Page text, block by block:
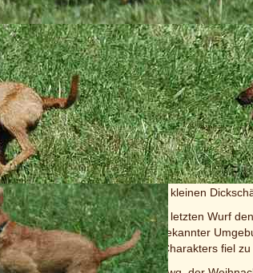
Bewegte Bilder aus der neunten Woche
25.12.2016Die kleine Rasselbande ist mit ihren
zum Abenteuer. Ruckzuck hat man an Besen,
ist manchmal schon eine rechte
bestürmen, ablecken und sich ganz dicht
Terrier.
Autofahren finden sie mittlerweile auch recht
versuchen sie neugierig einen Blick nach
angekommen sind sie meist seeehhhr müde -
auf der Schaukel aus und lassen sich wiegen,
einer anständigen Lehne für den kleinen
Am Samstag haben wir wie beim letzten Wurf
ihnen fremden Menschen in unbekannter
des Körpergebäudes und ihres Charakters fiel